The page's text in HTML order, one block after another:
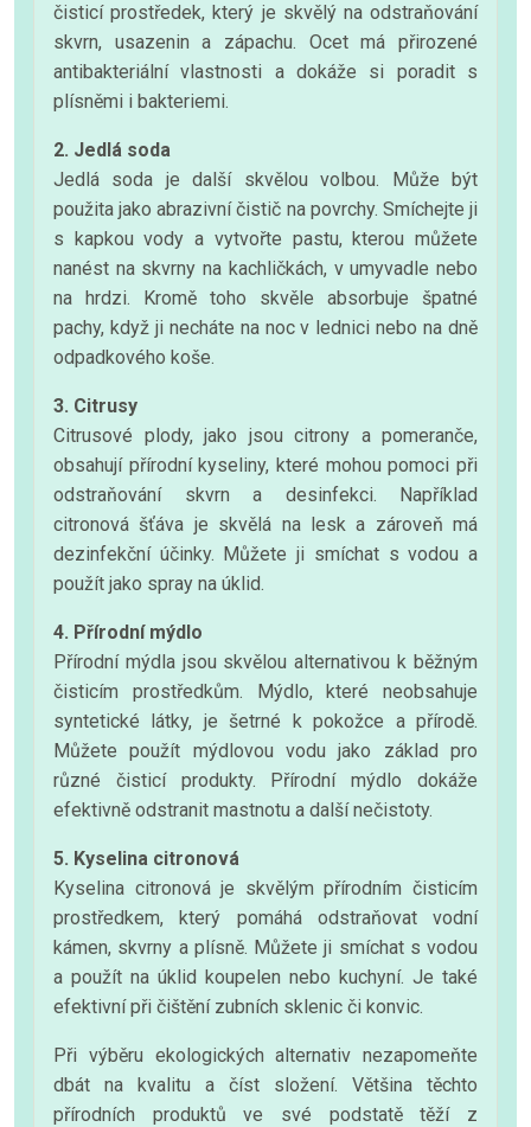
čisticí prostředek, který je skvělý na odstraňování
skvrn, usazenin a zápachu. Ocet má přirozené
antibakteriální vlastnosti a dokáže si poradit s
plísněmi i bakteriemi.
2. Jedlá soda
Jedlá soda je další skvělou volbou. Může být
použita jako abrazivní čistič na povrchy. Smíchejte ji
s kapkou vody a vytvořte pastu, kterou můžete
nanést na skvrny na kachličkách, v umyvadle nebo
na hrdzi. Kromě toho skvěle absorbuje špatné
pachy, když ji necháte na noc v lednici nebo na dně
odpadkového koše.
3. Citrusy
Citrusové plody, jako jsou citrony a pomeranče,
obsahují přírodní kyseliny, které mohou pomoci při
odstraňování skvrn a desinfekci. Například
citronová šťáva je skvělá na lesk a zároveň má
dezinfekční účinky. Můžete ji smíchat s vodou a
použít jako spray na úklid.
4. Přírodní mýdlo
Přírodní mýdla jsou skvělou alternativou k běžným
čisticím prostředkům. Mýdlo, které neobsahuje
syntetické látky, je šetrné k pokožce a přírodě.
Můžete použít mýdlovou vodu jako základ pro
různé čisticí produkty. Přírodní mýdlo dokáže
efektivně odstranit mastnotu a další nečistoty.
5. Kyselina citronová
Kyselina citronová je skvělým přírodním čisticím
prostředkem, který pomáhá odstraňovat vodní
kámen, skvrny a plísně. Můžete ji smíchat s vodou
a použít na úklid koupelen nebo kuchyní. Je také
efektivní při čištění zubních sklenic či konvic.
Při výběru ekologických alternativ nezapomeňte
dbát na kvalitu a číst složení. Většina těchto
přírodních produktů ve své podstatě těží z